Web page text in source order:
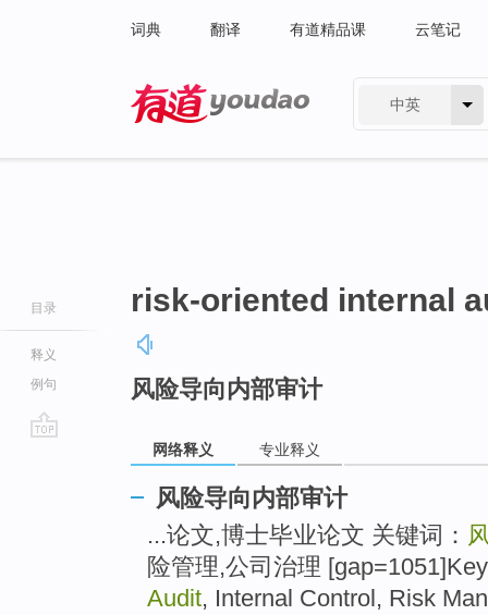
词典 翻译 有道精品课 云笔记
中英
目录
释义
例句
risk-oriented internal
风险导向内部审计
网络释义 专业释义
风险导向内部审计
...论文,博士毕业论文 关键词：
险管理,公司治理
Audit, Internal Control, Risk